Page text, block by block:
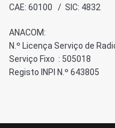
CAE: 60100 / SIC: 4832
ANACOM:
N.º Licença Serviço de
Serviço Fixo : 505018
Registo INPI N.º 643805